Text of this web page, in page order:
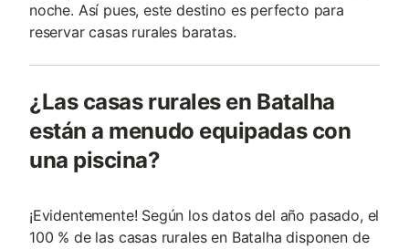
noche. Así pues, este destino es perfecto para
reservar casas rurales baratas.
¿Las casas rurales en Batalha
están a menudo equipadas con
una piscina?
¡Evidentemente! Según los datos del año pasado, el
100 % de las casas rurales en Batalha disponen de